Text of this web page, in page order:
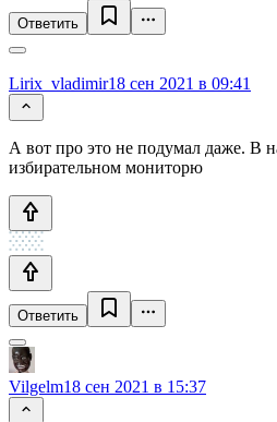
Ответить
Lirix_vladimir18 сен 2021 в 09:41
А вот про это не подумал даже. В
избирательном мониторю
Ответить
Vilgelm18 сен 2021 в 15:37